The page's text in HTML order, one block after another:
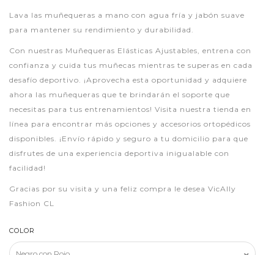
Lava las muñequeras a mano con agua fría y jabón suave
para mantener su rendimiento y durabilidad.
Con nuestras Muñequeras Elásticas Ajustables, entrena con
confianza y cuida tus muñecas mientras te superas en cada
desafío deportivo. ¡Aprovecha esta oportunidad y adquiere
ahora las muñequeras que te brindarán el soporte que
necesitas para tus entrenamientos! Visita nuestra tienda en
línea para encontrar más opciones y accesorios ortopédicos
disponibles. ¡Envío rápido y seguro a tu domicilio para que
disfrutes de una experiencia deportiva inigualable con
facilidad!
Gracias por su visita y una feliz compra le desea VicAlly
Fashion CL
COLOR